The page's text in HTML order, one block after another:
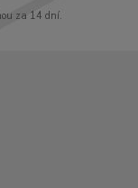
za 14 dní.